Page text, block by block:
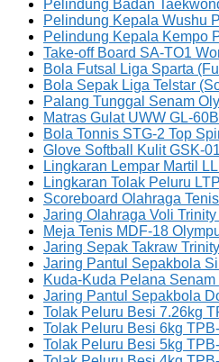
Pelindung Badan
Pelindung Kepala Wushu
Pelindung Kepala Kempo
Take-off Board SA-TO1
Bola Futsal Liga Sparta
Bola Sepak Liga Telstar
Palang Tunggal Senam
Matras Gulat UWW GL-60B
Bola Tonnis STG-2 Top
Glove Softball Kulit GSK-01
Lingkaran Lempar Martil
Lingkaran Tolak Peluru
Scoreboard Olahraga
Jaring Olahraga Voli Trinity
Meja Tenis MDF-18
Jaring Sepak Takraw
Jaring Pantul Sepakbola
Kuda-Kuda Pelana
Jaring Pantul Sepakbola
Tolak Peluru Besi 7.26kg
Tolak Peluru Besi 6kg
Tolak Peluru Besi 5kg